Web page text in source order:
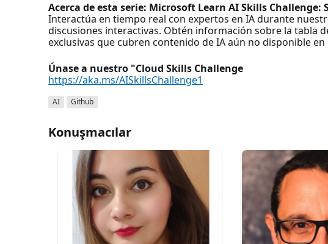
Acerca de esta serie: Microsoft Learn AI Skills Challenge:
Interactúa en tiempo real con expertos en IA durante
discusiones interactivas. Obtén información sobre la tabla
exclusivas que cubren contenido de IA aún no disponible
Únase a nuestro "Cloud Skills Challenge
https://aka.ms/AISkillsChallenge1
AI Github
Konuşmacılar